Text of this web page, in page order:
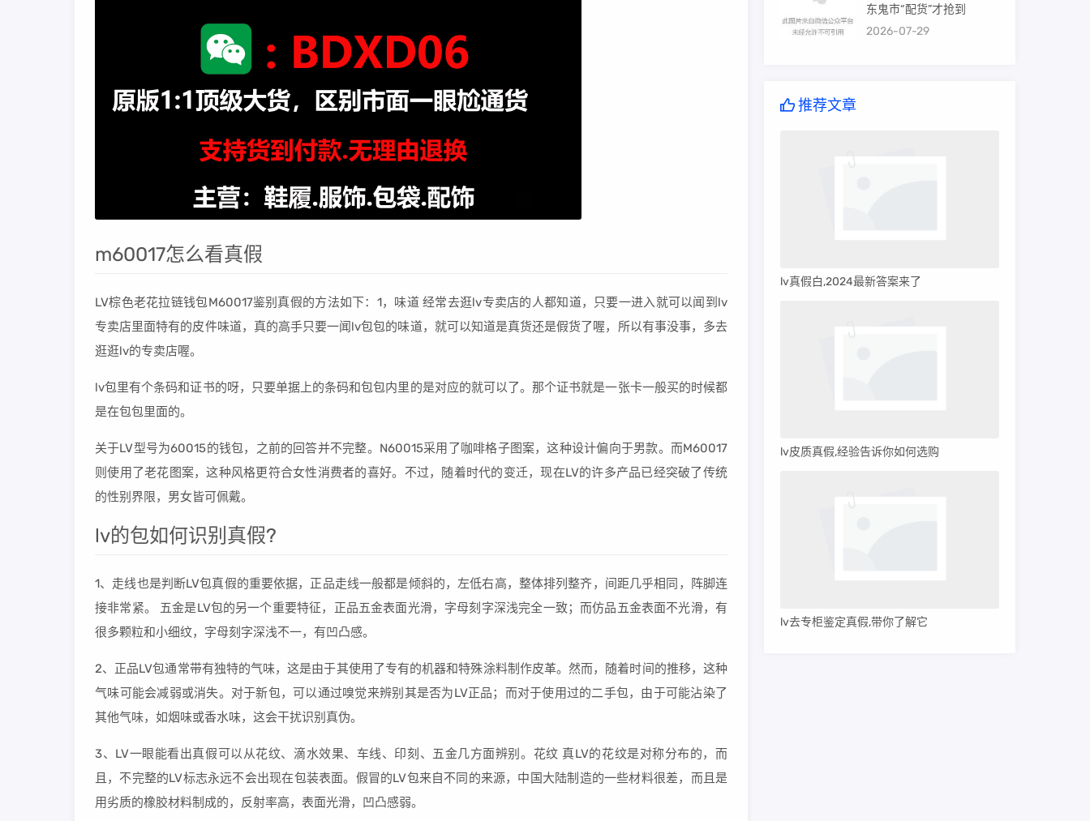
m60017怎么看真假
LV棕色老花拉链钱包M60017鉴别真假的方法如下：1，味道 经常去逛lv专卖店的人都知道，只要一进入就可以闻到lv
专卖店里面特有的皮件味道，真的高手只要一闻lv包包的味道，就可以知道是真货还是假货了喔，所以有事没事，多去
逛逛lv的专卖店喔。
lv包里有个条码和证书的呀，只要单据上的条码和包包内里的是对应的就可以了。那个证书就是一张卡一般买的时候都
是在包包里面的。
关于LV型号为60015的钱包，之前的回答并不完整。N60015采用了咖啡格子图案，这种设计偏向于男款。而M60017
则使用了老花图案，这种风格更符合女性消费者的喜好。不过，随着时代的变迁，现在LV的许多产品已经突破了传统
的性别界限，男女皆可佩戴。
lv的包如何识别真假?
1、走线也是判断LV包真假的重要依据，正品走线一般都是倾斜的，左低右高，整体排列整齐，间距几乎相同，阵脚连
接非常紧。 五金是LV包的另一个重要特征，正品五金表面光滑，字母刻字深浅完全一致；而仿品五金表面不光滑，有
很多颗粒和小细纹，字母刻字深浅不一，有凹凸感。
2、正品LV包通常带有独特的气味，这是由于其使用了专有的机器和特殊涂料制作皮革。然而，随着时间的推移，这种
气味可能会减弱或消失。对于新包，可以通过嗅觉来辨别其是否为LV正品；而对于使用过的二手包，由于可能沾染了
其他气味，如烟味或香水味，这会干扰识别真伪。
3、LV一眼能看出真假可以从花纹、滴水效果、车线、印刻、五金几方面辨别。花纹 真LV的花纹是对称分布的，而
且，不完整的LV标志永远不会出现在包装表面。假冒的LV包来自不同的来源，中国大陆制造的一些材料很差，而且是
用劣质的橡胶材料制成的，反射率高，表面光滑，凹凸感弱。
东鬼市“配货”才抢到
2026-07-29
推荐文章
lv真假白,2024最新答案来了
lv皮质真假,经验告诉你如何选购
lv去专柜鉴定真假,带你了解它